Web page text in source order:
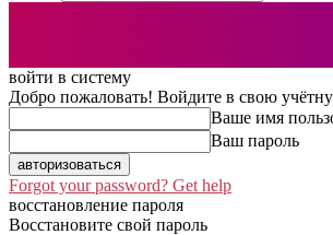
войти в систему
Добро пожаловать! Войдите в свою
Ваше имя
Ваш пароль
Forgot your password? Get help
восстановление пароля
Восстановите свой пароль